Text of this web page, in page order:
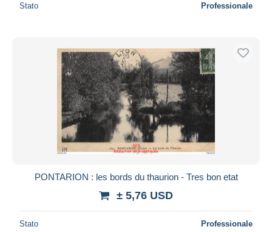
Stato Professionale
PONTARION : les bords du thaurion - Tres bon etat
± 5,76 USD
Stato Professionale